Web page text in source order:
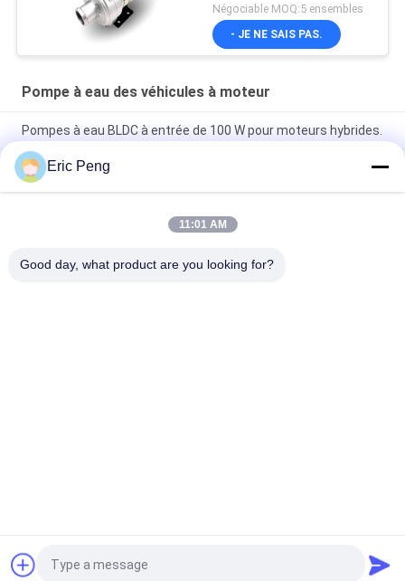
Négociable MOQ:5 ensembles
- JE NE SAIS PAS.
Pompe à eau des véhicules à moteur
Pompes à eau BLDC à entrée de 100 W pour moteurs hybrides.
Pompes de refroidissement pour véhicules électriques de 24
VdC pour le système de refroidissement de véhicules
hybrides de bus.
Une pompe à eau automobile Bextreme Shell 24VDC de haute
Demandez un devis
Eric Peng
11:01 AM
Good day, what product are you looking for?